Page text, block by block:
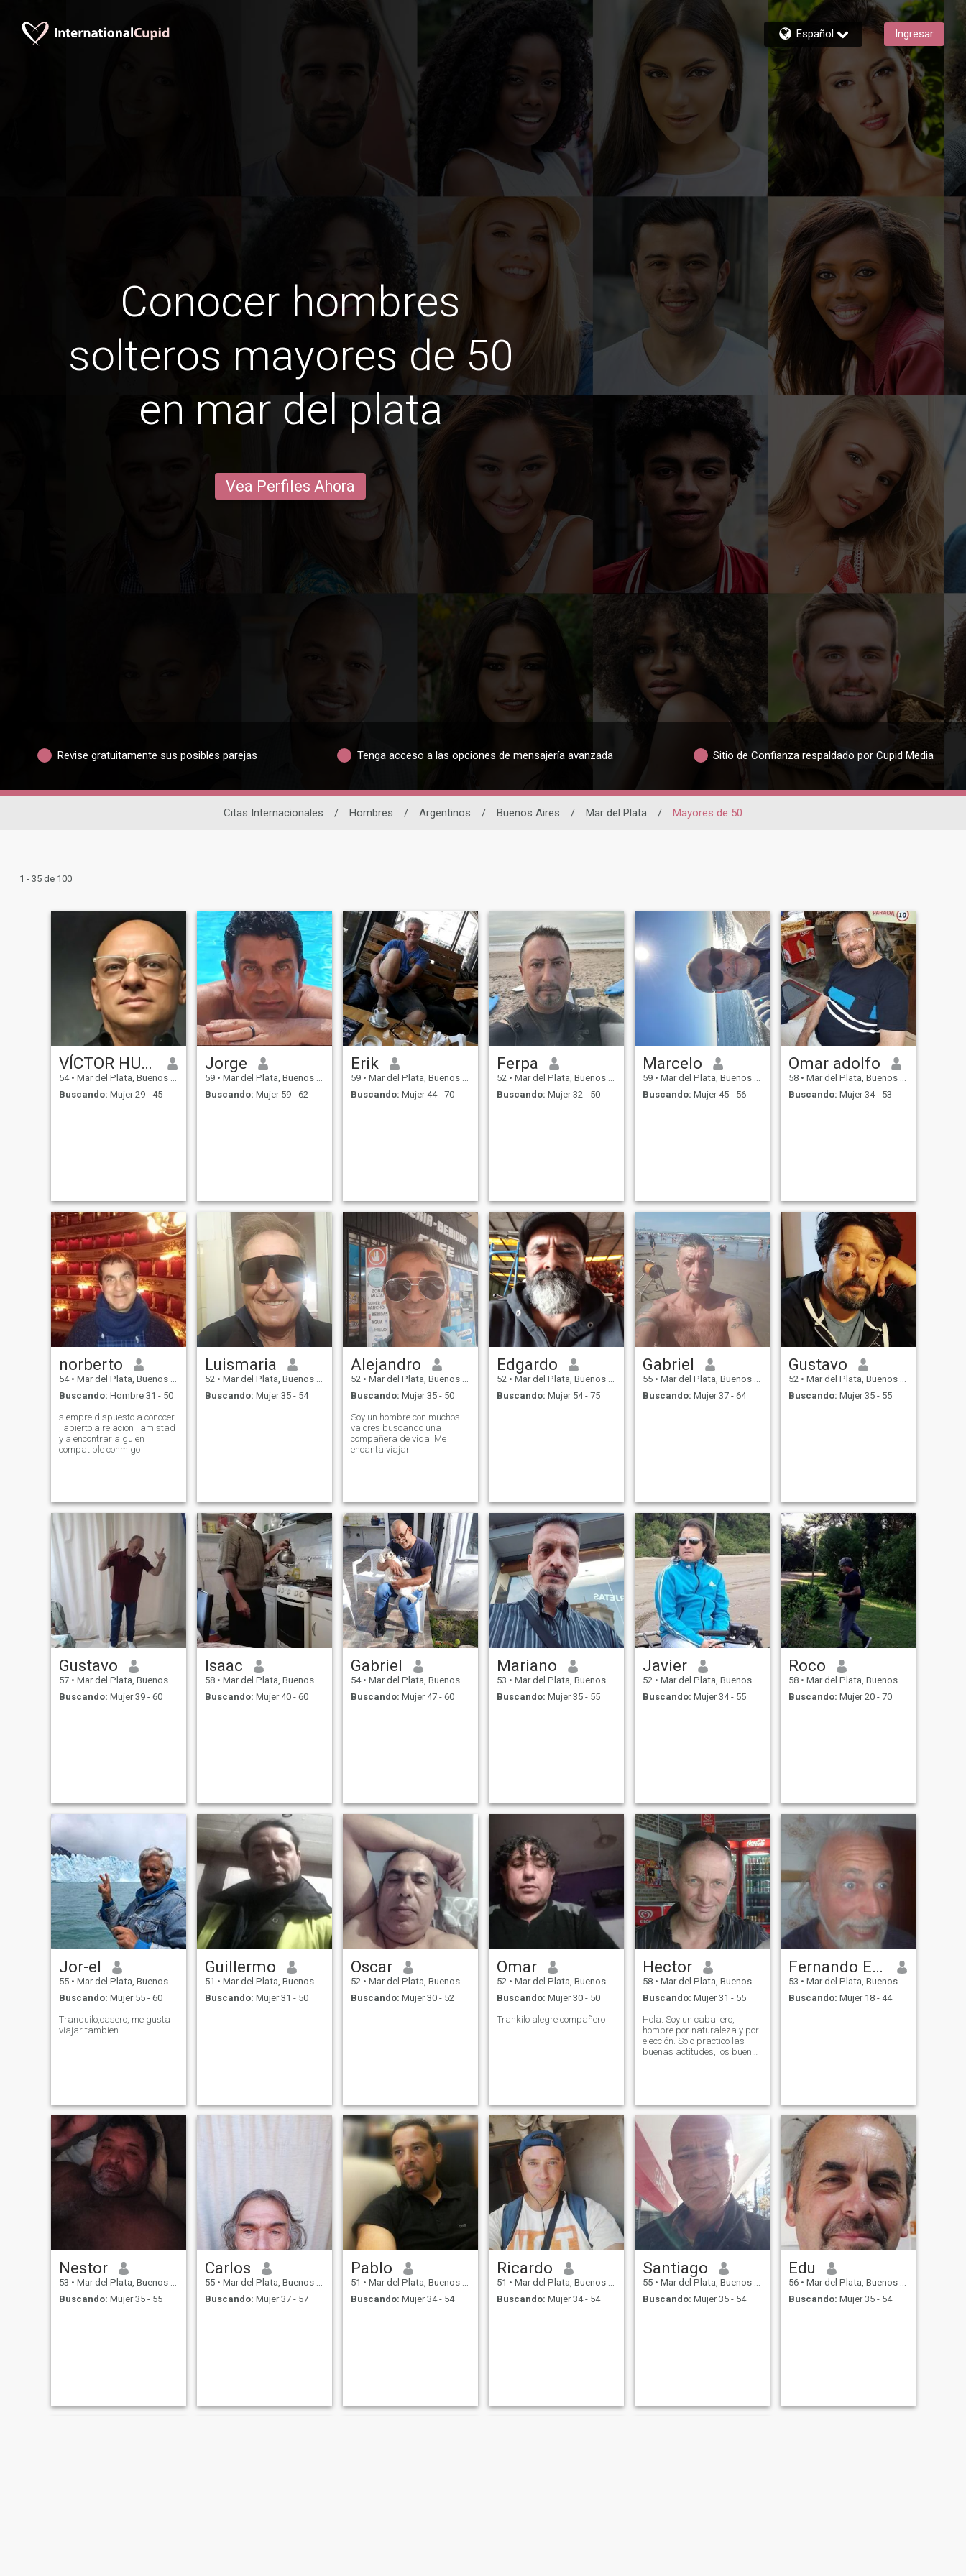
Español Ingresar
Conocer hombres
solteros mayores de 50
en mar del plata
Vea Perfiles Ahora
Revise gratuitamente sus posibles parejas Tenga acceso a las opciones de mensajería avanzada Sitio de Confianza respaldado por Cupid Media
Citas Internacionales / Hombres / Argentinos / Buenos Aires / Mar del Plata / Mayores de 50
1 - 35 de 100
VÍCTOR HUGO
54 • Mar del Plata, Buenos Aires, Argentina
Buscando: Mujer 29 - 45
Jorge
59 • Mar del Plata, Buenos Aires, Argentina
Buscando: Mujer 59 - 62
Erik
59 • Mar del Plata, Buenos Aires, Argentina
Buscando: Mujer 44 - 70
Ferpa
52 • Mar del Plata, Buenos Aires, Argentina
Buscando: Mujer 32 - 50
Marcelo
59 • Mar del Plata, Buenos Aires, Argentina
Buscando: Mujer 45 - 56
Omar adolfo
58 • Mar del Plata, Buenos Aires, Argentina
Buscando: Mujer 34 - 53
norberto
54 • Mar del Plata, Buenos Aires, Argentina
Buscando: Hombre 31 - 50
siempre dispuesto a conocer
, abierto a relacion , amistad
y a encontrar alguien
compatible conmigo
Luismaria
52 • Mar del Plata, Buenos Aires, Argentina
Buscando: Mujer 35 - 54
Alejandro
52 • Mar del Plata, Buenos Aires, Argentina
Buscando: Mujer 35 - 50
Soy un hombre con muchos
valores buscando una
compañera de vida .Me
encanta viajar
Edgardo
52 • Mar del Plata, Buenos Aires, Argentina
Buscando: Mujer 54 - 75
Gabriel
55 • Mar del Plata, Buenos Aires, Argentina
Buscando: Mujer 37 - 64
Gustavo
52 • Mar del Plata, Buenos Aires, Argentina
Buscando: Mujer 35 - 55
Gustavo
57 • Mar del Plata, Buenos Aires, Argentina
Buscando: Mujer 39 - 60
Isaac
58 • Mar del Plata, Buenos Aires, Argentina
Buscando: Mujer 40 - 60
Gabriel
54 • Mar del Plata, Buenos Aires, Argentina
Buscando: Mujer 47 - 60
Mariano
53 • Mar del Plata, Buenos Aires, Argentina
Buscando: Mujer 35 - 55
Javier
52 • Mar del Plata, Buenos Aires, Argentina
Buscando: Mujer 34 - 55
Roco
58 • Mar del Plata, Buenos Aires, Argentina
Buscando: Mujer 20 - 70
Jor-el
55 • Mar del Plata, Buenos Aires, Argentina
Buscando: Mujer 55 - 60
Tranquilo,casero, me gusta
viajar tambien.
Guillermo
51 • Mar del Plata, Buenos Aires, Argentina
Buscando: Mujer 31 - 50
Oscar
52 • Mar del Plata, Buenos Aires, Argentina
Buscando: Mujer 30 - 52
Omar
52 • Mar del Plata, Buenos Aires, Argentina
Buscando: Mujer 30 - 50
Trankilo alegre compañero
Hector
58 • Mar del Plata, Buenos Aires, Argentina
Buscando: Mujer 31 - 55
Hola. Soy un caballero,
hombre por naturaleza y por
elección. Solo practico las
buenas actitudes, los buenos
Fernando Ezequiel
53 • Mar del Plata, Buenos Aires, Argentina
Buscando: Mujer 18 - 44
Nestor
53 • Mar del Plata, Buenos Aires, Argentina
Buscando: Mujer 35 - 55
Carlos
55 • Mar del Plata, Buenos Aires, Argentina
Buscando: Mujer 37 - 57
Pablo
51 • Mar del Plata, Buenos Aires, Argentina
Buscando: Mujer 34 - 54
Ricardo
51 • Mar del Plata, Buenos Aires, Argentina
Buscando: Mujer 34 - 54
Santiago
55 • Mar del Plata, Buenos Aires, Argentina
Buscando: Mujer 35 - 54
Edu
56 • Mar del Plata, Buenos Aires, Argentina
Buscando: Mujer 35 - 54